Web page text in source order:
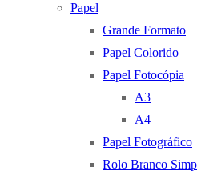
Papel
Grande Formato
Papel Colorido
Papel Fotocópia
A3
A4
Papel Fotográfico
Rolo Branco